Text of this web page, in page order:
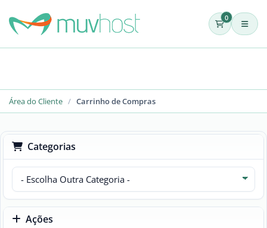
0
Área do Cliente Carrinho de Compras
Categorias
Ações